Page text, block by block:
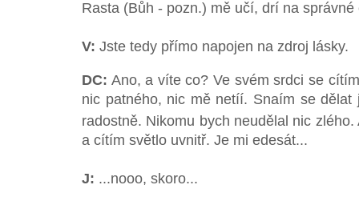
Rasta (Bůh - pozn.) mě učí, drí na
V: Jste tedy přímo napojen na zdroj lásky.
DC: Ano, a víte co? Ve svém srdci se
nic patného, nic mě netíí. Snaím se
radostně. Nikomu bych neudělal nic
a cítím světlo uvnitř. Je mi edesát...
J: ...nooo, skoro...